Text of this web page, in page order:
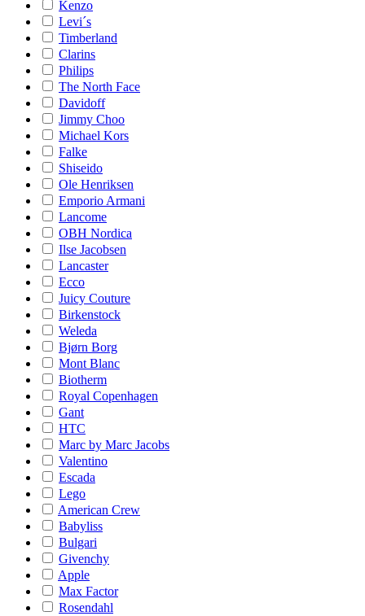
Kenzo
Levi´s
Timberland
Clarins
Philips
The North Face
Davidoff
Jimmy Choo
Michael Kors
Falke
Shiseido
Ole Henriksen
Emporio Armani
Lancome
OBH Nordica
Ilse Jacobsen
Lancaster
Ecco
Juicy Couture
Birkenstock
Weleda
Bjørn Borg
Mont Blanc
Biotherm
Royal Copenhagen
Gant
HTC
Marc by Marc Jacobs
Valentino
Escada
Lego
American Crew
Babyliss
Bulgari
Givenchy
Apple
Max Factor
Rosendahl